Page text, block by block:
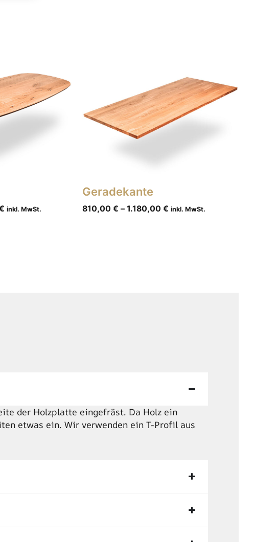
inkl. MwSt.
Geradekante
810,00 € – 1.180,00 € inkl. MwSt.
der Holzplatte eingefräst. Da Holz ein
etwas ein. Wir verwenden ein T-Profil aus